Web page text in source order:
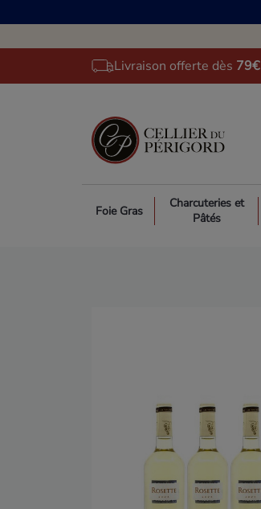
Livraison offerte dès 79€
Foie Gras
Charcuteries et
Pâtés